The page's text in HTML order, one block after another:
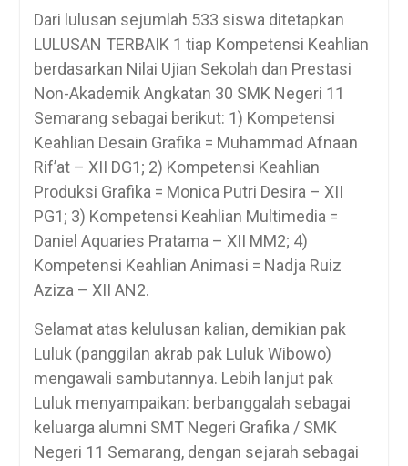
Dari lulusan sejumlah 533 siswa ditetapkan
LULUSAN TERBAIK 1 tiap Kompetensi Keahlian
berdasarkan Nilai Ujian Sekolah dan Prestasi
Non-Akademik Angkatan 30 SMK Negeri 11
Semarang sebagai berikut: 1) Kompetensi
Keahlian Desain Grafika = Muhammad Afnaan
Rif’at – XII DG1; 2) Kompetensi Keahlian
Produksi Grafika = Monica Putri Desira – XII
PG1; 3) Kompetensi Keahlian Multimedia =
Daniel Aquaries Pratama – XII MM2; 4)
Kompetensi Keahlian Animasi = Nadja Ruiz
Aziza – XII AN2.
Selamat atas kelulusan kalian, demikian pak
Luluk (panggilan akrab pak Luluk Wibowo)
mengawali sambutannya. Lebih lanjut pak
Luluk menyampaikan: berbanggalah sebagai
keluarga alumni SMT Negeri Grafika / SMK
Negeri 11 Semarang, dengan sejarah sebagai